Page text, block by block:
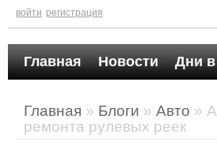
войти регистрация
Главная Новости Дни
Главная » Блоги » Авто »
ремонта рулевых реек